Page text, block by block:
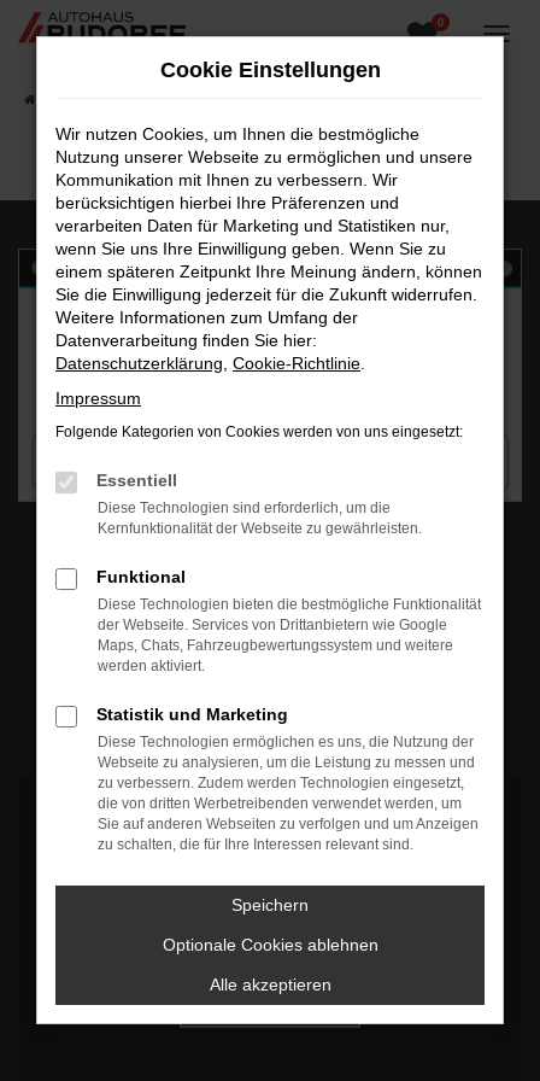
Zum
0
WhatsAPP
Telefon
+49 4295 557
Öffnungszeiten
MO-DO: 07:30 bis 18:00 Uhr
FR: 07:30 bis 17:30 Uhr
Es wird versucht, Inhalte vonwww.google.comzu laden. Dabei
können Daten an Dritte weitergegeben werden. Wenn Sie damit
Bestätigen
Cookie Einstellungen
Wir nutzen Cookies, um Ihnen die bestmögliche
Nutzung unserer Webseite zu ermöglichen und unsere
Kommunikation mit Ihnen zu verbessern. Wir
berücksichtigen hierbei Ihre Präferenzen und
verarbeiten Daten für Marketing und Statistiken nur,
wenn Sie uns Ihre Einwilligung geben. Wenn Sie zu
einem späteren Zeitpunkt Ihre Meinung ändern, können
Sie die Einwilligung jederzeit für die Zukunft widerrufen.
Weitere Informationen zum Umfang der
Datenverarbeitung finden Sie hier:
Datenschutzerklärung Cookie-Richtlinie
Impressum
Folgende Kategorien von Cookies werden von uns eingesetzt:
Essentiell
Diese Technologien sind erforderlich, um die
Kernfunktionalität der Webseite zu gewährleisten.
Funktional
Diese Technologien bieten die bestmögliche Funktionalität
der Webseite. Services von Drittanbietern wie Google
Maps, Chats, Fahrzeugbewertungssystem und weitere
werden aktiviert.
Statistik und Marketing
Diese Technologien ermöglichen es uns, die Nutzung der
Webseite zu analysieren, um die Leistung zu messen und
zu verbessern. Zudem werden Technologien eingesetzt,
die von dritten Werbetreibenden verwendet werden, um
Sie auf anderen Webseiten zu verfolgen und um Anzeigen
zu schalten, die für Ihre Interessen relevant sind.
Speichern
Optionale Cookies ablehnen
Alle akzeptieren